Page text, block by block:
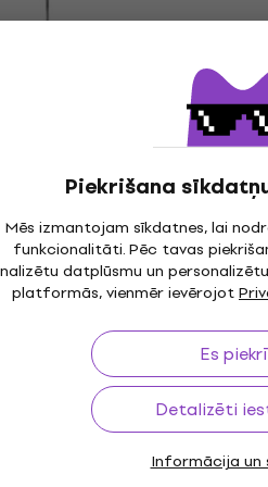
Piekrišana
Mēs izmantojam sīkdatnes, lai
funkcionalitāti. Pēc tavas
datplūsmu un
platformās, vienmēr ievērojot
Es
Detalizēti
Informācija un
Taisns
jauns) 4,9
4,7
Roadpro
Stand